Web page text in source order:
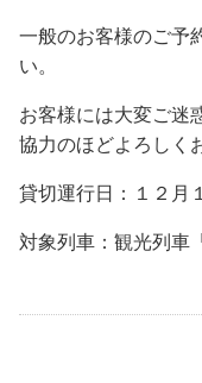
一般のお客様のご予
い。
お客様には大変ご迷
協力のほどよろしく
貸切運行日：１２月
対象列車：観光列車